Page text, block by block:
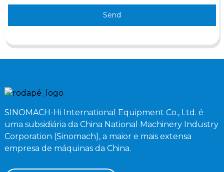
Send
SINOMACH-Hi International Equipment Co., Ltd. é
uma subsidiária da China National Machinery Industry
Corporation (Sinomach), a maior e mais extensa
empresa de máquinas da China.